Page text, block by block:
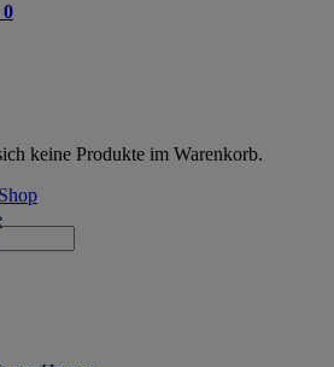
0
keine Produkte im Warenkorb.